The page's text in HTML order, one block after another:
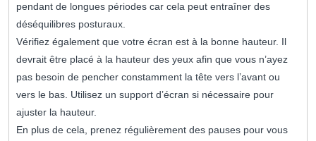
pendant de longues périodes car cela peut entraîner des
déséquilibres posturaux.
Vérifiez également que votre écran est à la bonne hauteur. Il
devrait être placé à la hauteur des yeux afin que vous n’ayez
pas besoin de pencher constamment la tête vers l’avant ou
vers le bas. Utilisez un support d’écran si nécessaire pour
ajuster la hauteur.
En plus de cela, prenez régulièrement des pauses pour vous